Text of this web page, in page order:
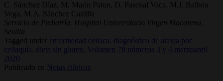
C. Sánchez Díaz, M. Marín Paton, D. Pascual Vaca, M.J. Balboa
Vega, M.A. Sánchez Castilla
Servicio de Pediatría. Hospital Universitario Virgen Macarena.
Sevilla
Tagged under
enfermedad celiaca, diagnóstico de ataxia por
celiaquía, dieta sin gluten,
Volumen 78 números 3 y 4 marzoabril
2020
Publicado en
Notas clínicas